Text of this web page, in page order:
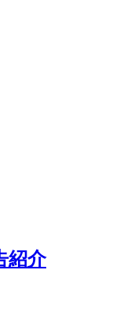
紹介